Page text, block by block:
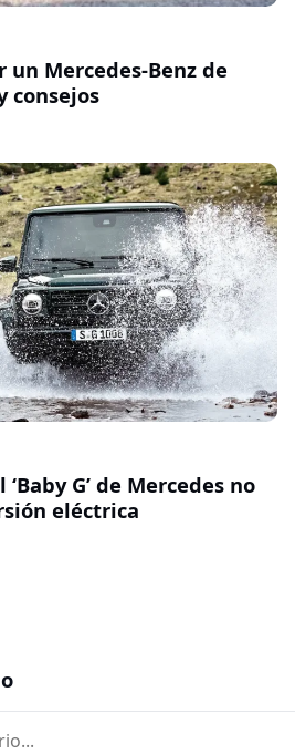
un Mercedes-Benz de
consejos
G’ de Mercedes no
eléctrica